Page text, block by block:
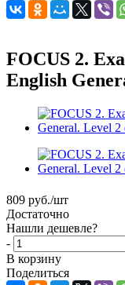
FOCUS 2.
English
809 руб./шт
Достаточно
Нашли дешевле?
-
В корзину
Поделиться